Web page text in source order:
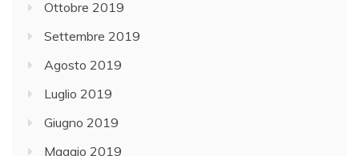
Ottobre 2019
Settembre 2019
Agosto 2019
Luglio 2019
Giugno 2019
Maggio 2019